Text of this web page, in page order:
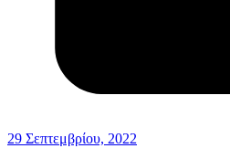
29 Σεπτεμβρίου, 2022